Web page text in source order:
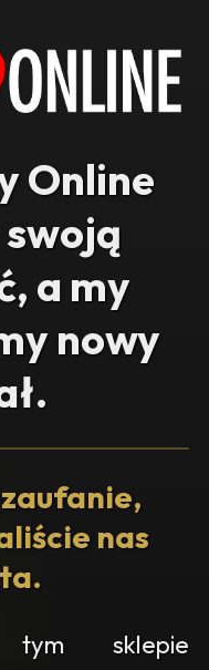
Online
swoją
a my
nowy
nas
sklepie